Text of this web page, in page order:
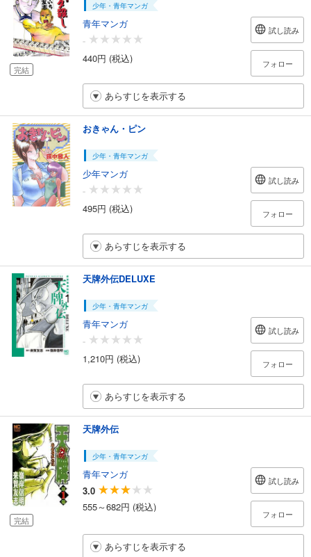
完結
少年・青年マンガ
青年マンガ
-
440円 (税込)
試し読み
フォロー
あらすじを表示する
おきゃん・ピン
少年・青年マンガ
少年マンガ
-
495円 (税込)
試し読み
フォロー
あらすじを表示する
天牌外伝DELUXE
少年・青年マンガ
青年マンガ
-
1,210円 (税込)
試し読み
フォロー
あらすじを表示する
完結
天牌外伝
少年・青年マンガ
青年マンガ
3.0
555～682円 (税込)
試し読み
フォロー
あらすじを表示する